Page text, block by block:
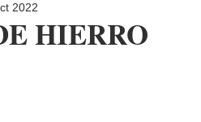
HIERRO
2022